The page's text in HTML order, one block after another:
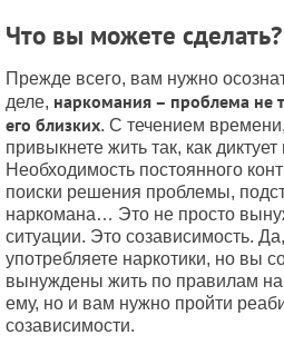
Что вы можете сделать?
Прежде всего, вам нужно
деле, наркомания – проблема не
его близких. С течением
привыкнете жить так, как
Необходимость постоянного
поиски решения проблемы,
наркомана… Это не просто
ситуации. Это созависимость.
употребляете наркотики, но вы
вынуждены жить по правилам
ему, но и вам нужно пройти
созависимости.